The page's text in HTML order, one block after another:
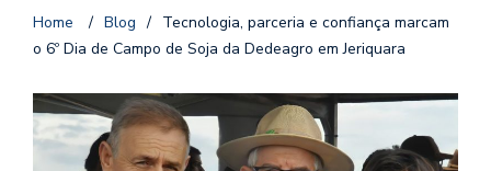
Home / Blog / Tecnologia, parceria e confiança marcam
o 6º Dia de Campo de Soja da Dedeagro em Jeriquara